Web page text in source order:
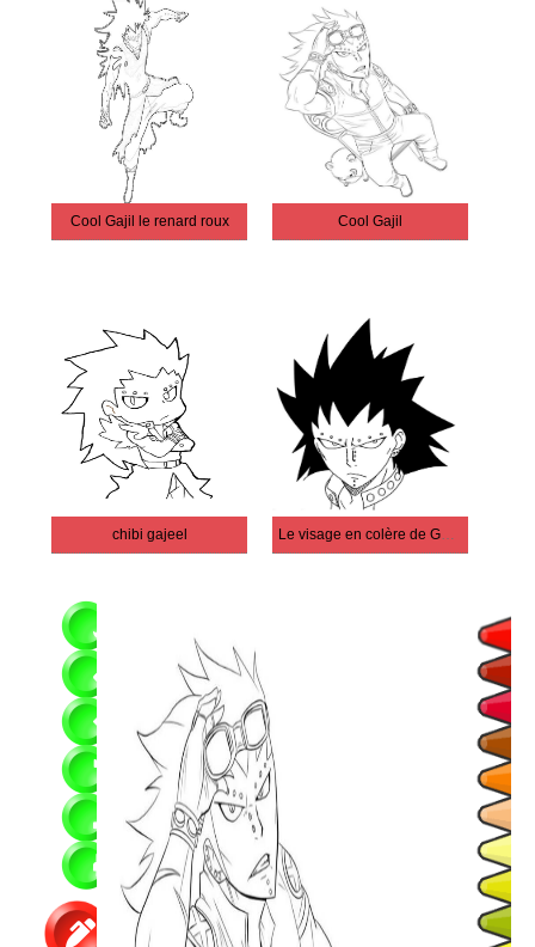
Cool Gajil le renard roux Cool Gajil
chibi gajeel Le visage en colère de Gajeel